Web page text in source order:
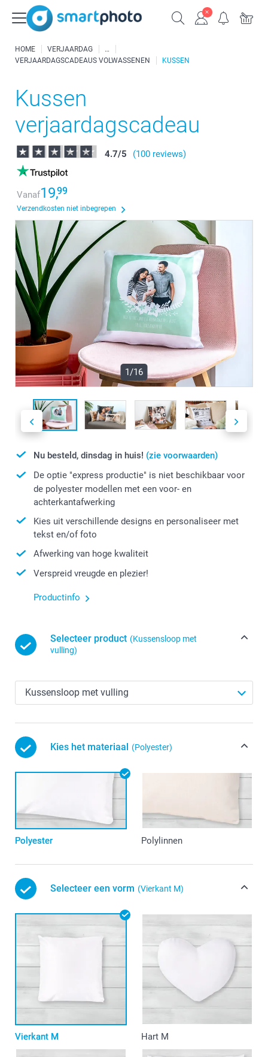
HOME
VERJAARDAG
VERJAARDAGSCADEAUS VOLWASSENEN
KUSSEN
Kussen
verjaardagscadeau
4.7/5 (100 reviews)
Vanaf19,99
Verzendkosten niet inbegrepen
1/16
Nu besteld, dinsdag in huis! (zie voorwaarden)
De optie "express productie" is niet beschikbaar voor
de polyester modellen met een voor- en
achterkantafwerking
Kies uit verschillende designs en personaliseer met
tekst en/of foto
Afwerking van hoge kwaliteit
Verspreid vreugde en plezier!
Productinfo
Selecteer product (Kussensloop met
vulling)
Kies het materiaal (Polyester)
Polyester Polylinnen
Selecteer een vorm (Vierkant M)
Vierkant M Hart M